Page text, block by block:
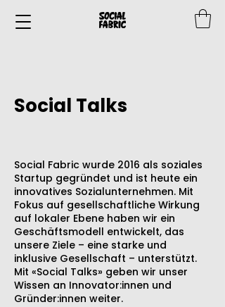
Social Talks
Social Fabric wurde 2016 als soziales
Startup gegründet und ist heute ein
innovatives Sozialunternehmen. Mit
Fokus auf gesellschaftliche Wirkung
auf lokaler Ebene haben wir ein
Geschäftsmodell entwickelt, das
unsere Ziele – eine starke und
inklusive Gesellschaft – unterstützt.
Mit «Social Talks» geben wir unser
Wissen an Innovator:innen und
Gründer:innen weiter.